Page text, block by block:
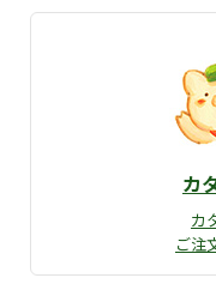
カ
カ
ご注